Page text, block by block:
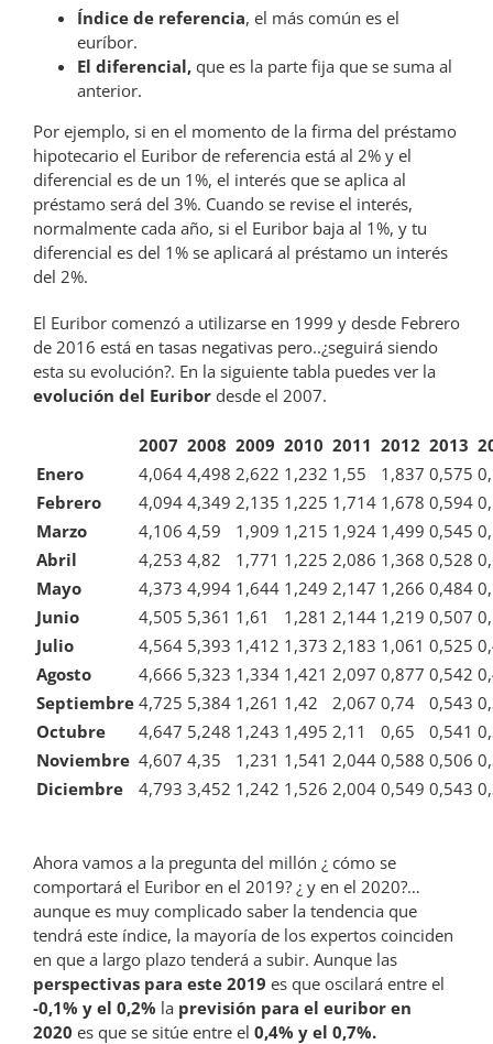
Índice de referencia, el más común es el
euríbor.
El diferencial, que es la parte fija que se suma al
anterior.
Por ejemplo, si en el momento de la firma del préstamo
hipotecario el Euribor de referencia está al 2% y el
diferencial es de un 1%, el interés que se aplica al
préstamo será del 3%. Cuando se revise el interés,
normalmente cada año, si el Euribor baja al 1%, y tu
diferencial es del 1% se aplicará al préstamo un interés
del 2%.
El Euribor comenzó a utilizarse en 1999 y desde Febrero
de 2016 está en tasas negativas pero..¿seguirá siendo
esta su evolución?. En la siguiente tabla puedes ver la
evolución del Euribor desde el 2007.
2007 2008 2009 2010 2011 2012 2013
Enero
4,064 4,498 2,622 1,232 1,55 1,837 0,575
Febrero
4,094 4,349 2,135 1,225 1,714 1,678 0,594
Marzo
4,106 4,59 1,909 1,215 1,924 1,499 0,545
Abril
4,253 4,82 1,771 1,225 2,086 1,368 0,528
Mayo
4,373 4,994 1,644 1,249 2,147 1,266 0,484
Junio
4,505 5,361 1,61 1,281 2,144 1,219 0,507
Julio
4,564 5,393 1,412 1,373 2,183 1,061 0,525
Agosto
4,666 5,323 1,334 1,421 2,097 0,877 0,542
Septiembre 4,725 5,384 1,261 1,42 2,067 0,74 0,543
Octubre
4,647 5,248 1,243 1,495 2,11 0,65 0,541
Noviembre 4,607 4,35 1,231 1,541 2,044 0,588 0,506
Diciembre
4,793 3,452 1,242 1,526 2,004 0,549 0,543
Ahora vamos a la pregunta del millón ¿ cómo se
comportará el Euribor en el 2019? ¿ y en el 2020?…
aunque es muy complicado saber la tendencia que
tendrá este índice, la mayoría de los expertos coinciden
en que a largo plazo tenderá a subir. Aunque las
perspectivas para este 2019 es que oscilará entre el
-0,1% y el 0,2% la previsión para el euribor en
2020 es que se sitúe entre el 0,4% y el 0,7%.